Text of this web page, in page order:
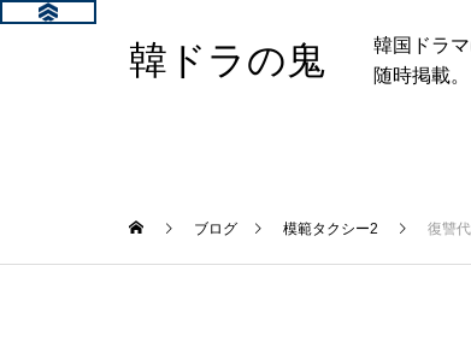
韓ドラの鬼
韓国ドラ
随時掲載。
ブログ 模範タクシー2 復讐